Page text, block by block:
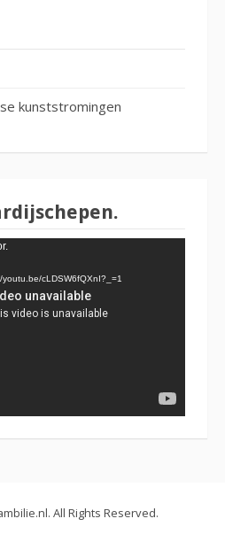
kunststromingen
cLDSW6fQXnI?_=1
All Rights Reserved.